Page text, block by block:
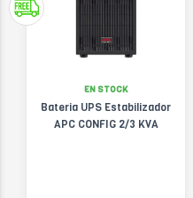
EN STOCK
Bateria UPS Estabilizador
APC CONFIG 2/3 KVA